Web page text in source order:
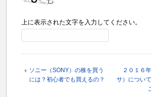
上に表示された文字を入力してください。
ソニー（SONY）の株を買う
には？初心者でも買えるの？
２０１６
サ）につい